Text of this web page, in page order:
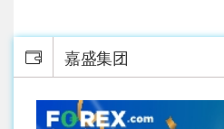
嘉盛集团